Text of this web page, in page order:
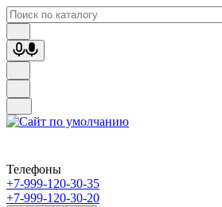
Телефоны
+7-999-120-30-35
+7-999-120-30-20